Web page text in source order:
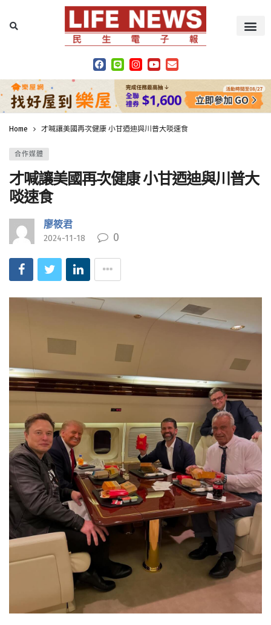
Home 才喊讓美國再次健康 小甘迺迪與川普大啖速食
合作媒體
才喊讓美國再次健康 小甘迺迪與川普大
啖速食
廖筱君
2024-11-18 0